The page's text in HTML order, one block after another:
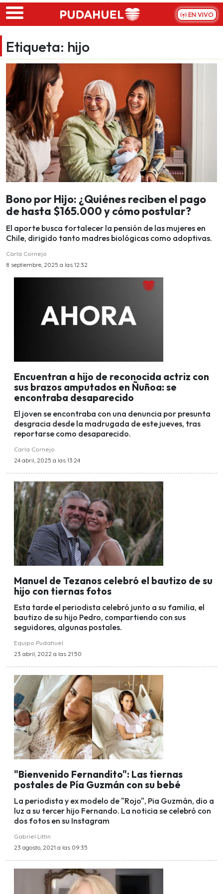
Skip to main content
EN VIVO
Etiqueta: hijo
Bono por Hijo: ¿Quiénes reciben el pago
de hasta $165.000 y cómo postular?
El aporte busca fortalecer la pensión de las mujeres en
Chile, dirigido tanto madres biológicas como adoptivas.
Carla Cornejo
8 septiembre, 2025 a las 12:32
Encuentran a hijo de reconocida actriz con
sus brazos amputados en Ñuñoa: se
encontraba desaparecido
El joven se encontraba con una denuncia por presunta
desgracia desde la madrugada de este jueves, tras
reportarse como desaparecido.
Carla Cornejo
24 abril, 2025 a las 13:24
Manuel de Tezanos celebró el bautizo de su
hijo con tiernas fotos
Esta tarde el periodista celebró junto a su familia, el
bautizo de su hijo Pedro, compartiendo con sus
seguidores, algunas postales.
Equipo Pudahuel
23 abril, 2022 a las 21:50
"Bienvenido Fernandito": Las tiernas
postales de Pía Guzmán con su bebé
La periodista y ex modelo de "Rojo", Pia Guzmán, dio a
luz a su tercer hijo Fernando. La noticia se celebró con
dos fotos en su Instagram
Gabriel Littin
23 agosto, 2021 a las 09:35